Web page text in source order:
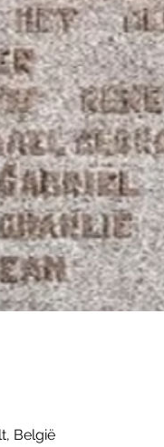
België